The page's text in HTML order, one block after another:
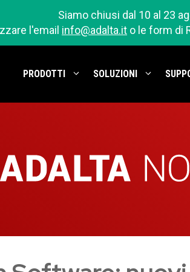
Siamo chiusi dal 10 al 23
l'email info@adalta.it o le form di
PRODOTTI SOLUZIONI